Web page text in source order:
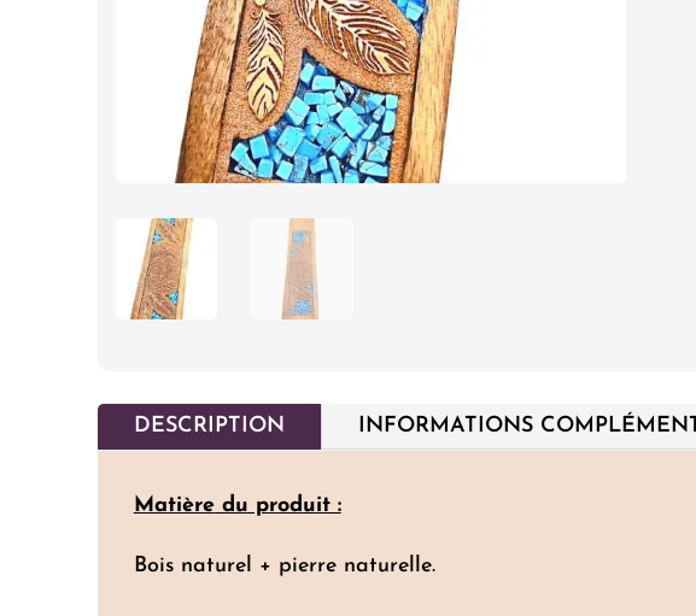
DESCRIPTION INFORMATIONS
Matièredu produit :
Bois naturel + pierre naturelle.